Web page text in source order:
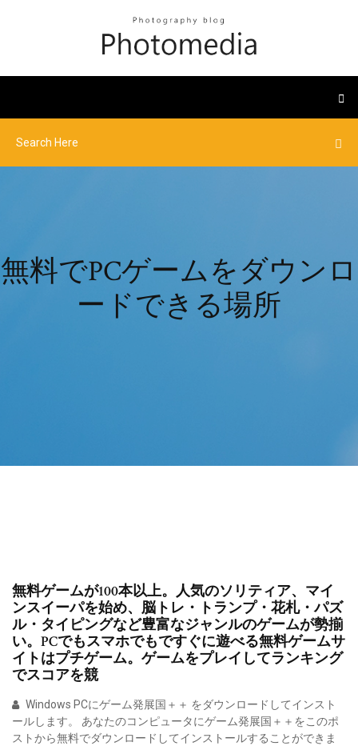
無料でPCゲームをダウンロ
ードできる場所
無料ゲームが100本以上。人気のソリティア、マイ
ンスイーパを始め、脳トレ・トランプ・花札・パズ
ル・タイピングなど豊富なジャンルのゲームが勢揃
い。PCでもスマホでもですぐに遊べる無料ゲームサ
イトはプチゲーム。ゲームをプレイしてランキング
でスコアを競
Windows PCにゲーム発展国＋＋ をダウンロードしてインスト
ールします。 あなたのコンピュータにゲーム発展国＋＋をこのポ
ストから無料でダウンロードしてインストールすることができま